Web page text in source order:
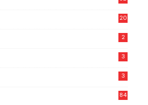
20
2
3
3
84